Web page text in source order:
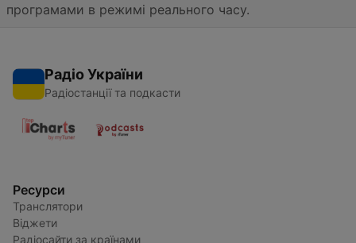
програмами в режимі реального часу.
Радіо України
Радіостанції та подкасти
Ресурси
Транслятори
Віджети
Радіосайти за країнами